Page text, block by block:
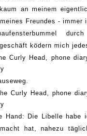
an meinem
Freundes - immer
äft ködern mich
Hand: Die Libelle habe
hat, nahezu